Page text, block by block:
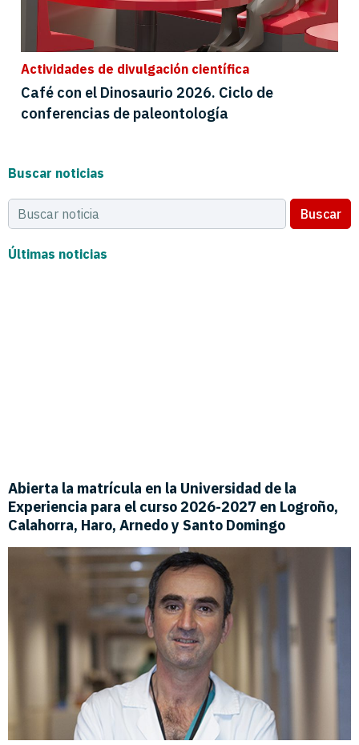
Actividades de divulgación científica
Café con el Dinosaurio 2026. Ciclo de
conferencias de paleontología
Buscar noticias
Buscar
Últimas noticias